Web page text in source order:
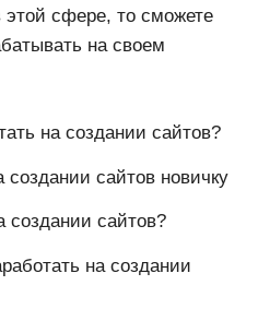
сфере, то сможете
на своем
на создании сайтов?
создании сайтов новичку
создании сайтов?
на создании